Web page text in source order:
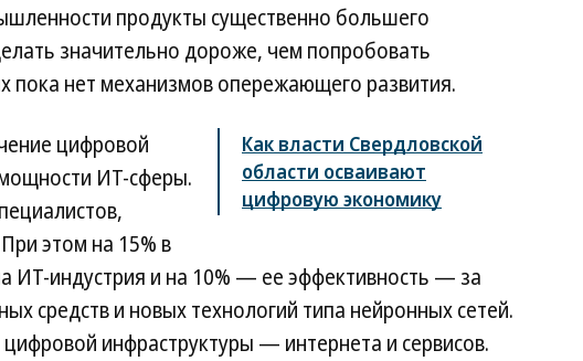
продукты существенно большего
значительно дороже, чем попробовать
пока нет механизмов опережающего развития.
Как власти Свердловской
области осваивают
цифровую экономику
цифровой
ИТ-сферы.
этом на 15% в
ИТ-индустрия и на 10% — ее эффективность — за
средств и новых технологий типа нейронных сетей.
инфраструктуры — интернета и сервисов.